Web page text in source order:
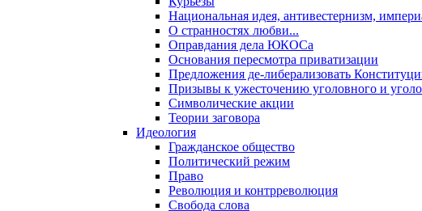
Национальная идея, антивестернизм,
О странностях любви...
Оправдания дела ЮКОСа
Основания пересмотра приватизации
Предложения де-либерализовать
Призывы к ужесточению уголовного и
Символические акции
Теории заговора
Идеология
Гражданское общество
Политический режим
Право
Революция и контрреволюция
Свобода слова